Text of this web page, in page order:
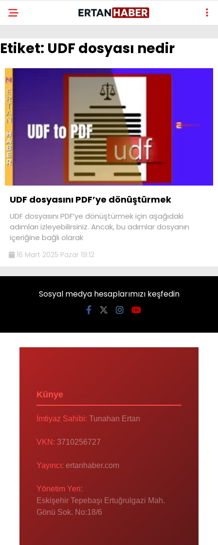
Etiket: UDF dosyası nedir
UDF dosyasını PDF’ye dönüştürmek
UDF dosyasını PDF’ye dönüştürmek için aşağıdaki
adımları izleyebilirsiniz. Ancak, bu adımlar dosyanın
içeriğine bağlı olarak
16 Mart 2025 Pazar 19:12
Sosyal medya hesaplarımızı keşfedin
Künye
İmtiyaz Sahibi: Tunahan Ertan
VKN: 3710256727
Yayıncı: ertanhaber.com
Yönetim Yeri:
Eskişehir Tepebaşı Ertuğrulgazi Mah.
Gönü Sok. No:18/6